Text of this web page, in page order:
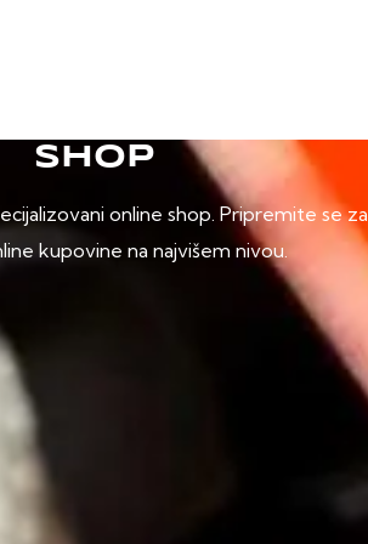
SHOP
online shop. Pripremite se za
kupovine na najvišem nivou.